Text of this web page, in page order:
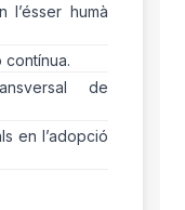
l’ésser humà
contínua.
de
en l’adopció